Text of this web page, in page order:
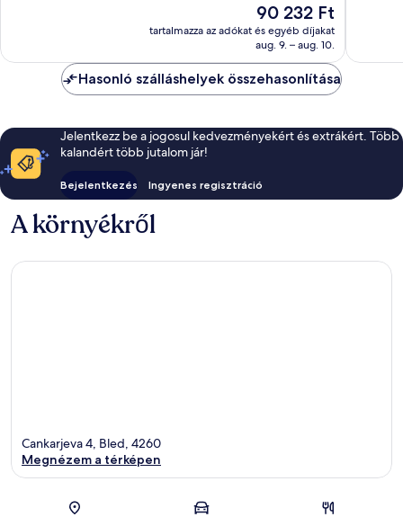
Az
ár
90 232 Ft
90 232 Ft
tartalmazza az adókat és egyéb díjakat
aug. 9. – aug. 10.
Hasonló szálláshelyek összehasonlítása
Jelentkezz be a jogosul kedvezményekért és extrákért. Több
kalandért több jutalom jár!
Bejelentkezés Ingyenes regisztráció
A környékről
Térkép
Cankarjeva 4, Bled, 4260
Megnézem a térképen